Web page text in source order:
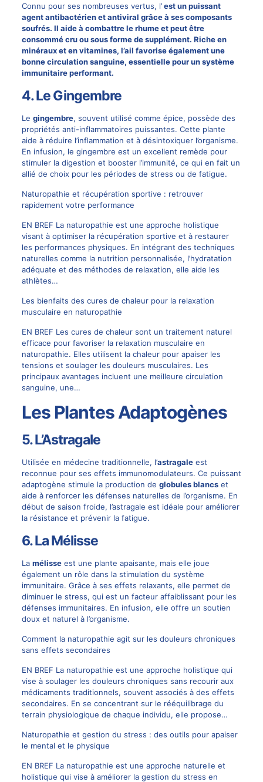
Connu pour ses nombreuses vertus, l’est un puissant
agent antibactérien et antiviral grâce à ses composants
soufrés. Il aide à combattre le rhume et peut être
consommé cru ou sous forme de supplément. Riche en
minéraux et en vitamines, l’ail favorise également une
bonne circulation sanguine, essentielle pour un système
immunitaire performant.
4. Le Gingembre
Le gingembre, souvent utilisé comme épice, possède des
propriétés anti-inflammatoires puissantes. Cette plante
aide à réduire l’inflammation et à désintoxiquer l’organisme.
En infusion, le gingembre est un excellent remède pour
stimuler la digestion et booster l’immunité, ce qui en fait un
allié de choix pour les périodes de stress ou de fatigue.
Naturopathie et récupération sportive : retrouver
rapidement votre performance
EN BREF La naturopathie est une approche holistique
visant à optimiser la récupération sportive et à restaurer
les performances physiques. En intégrant des techniques
naturelles comme la nutrition personnalisée, l’hydratation
adéquate et des méthodes de relaxation, elle aide les
athlètes…
Les bienfaits des cures de chaleur pour la relaxation
musculaire en naturopathie
EN BREF Les cures de chaleur sont un traitement naturel
efficace pour favoriser la relaxation musculaire en
naturopathie. Elles utilisent la chaleur pour apaiser les
tensions et soulager les douleurs musculaires. Les
principaux avantages incluent une meilleure circulation
sanguine, une…
Les Plantes Adaptogènes
5. L’Astragale
Utilisée en médecine traditionnelle, l’astragaleest
reconnue pour ses effets immunomodulateurs. Ce puissant
adaptogène stimule la production de globules blancset
aide à renforcer les défenses naturelles de l’organisme. En
début de saison froide, l’astragale est idéale pour améliorer
la résistance et prévenir la fatigue.
6. La Mélisse
La mélisseest une plante apaisante, mais elle joue
également un rôle dans la stimulation du système
immunitaire. Grâce à ses effets relaxants, elle permet de
diminuer le stress, qui est un facteur affaiblissant pour les
défenses immunitaires. En infusion, elle offre un soutien
doux et naturel à l’organisme.
Comment la naturopathie agit sur les douleurs chroniques
sans effets secondaires
EN BREF La naturopathie est une approche holistique qui
vise à soulager les douleurs chroniques sans recourir aux
médicaments traditionnels, souvent associés à des effets
secondaires. En se concentrant sur le rééquilibrage du
terrain physiologique de chaque individu, elle propose…
Naturopathie et gestion du stress : des outils pour apaiser
le mental et le physique
EN BREF La naturopathie est une approche naturelle et
holistique qui vise à améliorer la gestion du stress en